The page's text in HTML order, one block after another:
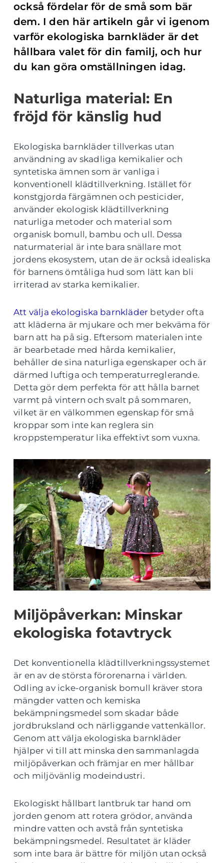
också fördelar för de små som bär
dem. I den här artikeln går vi igenom
varför ekologiska barnkläder är det
hållbara valet för din familj, och hur
du kan göra omställningen idag.
Naturliga material: En
fröjd för känslig hud
Ekologiska barnkläder tillverkas utan
användning av skadliga kemikalier och
syntetiska ämnen som är vanliga i
konventionell klädtillverkning. Istället för
konstgjorda färgämnen och pesticider,
använder ekologisk klädtillverkning
naturliga metoder och material som
organisk bomull, bambu och ull. Dessa
naturmaterial är inte bara snällare mot
jordens ekosystem, utan de är också idealiska
för barnens ömtåliga hud som lätt kan bli
irriterad av starka kemikalier.
Att välja ekologiska barnkläder betyder ofta
att kläderna är mjukare och mer bekväma för
barn att ha på sig. Eftersom materialen inte
är bearbetade med hårda kemikalier,
behåller de sina naturliga egenskaper och är
därmed luftiga och temperaturreglerande.
Detta gör dem perfekta för att hålla barnet
varmt på vintern och svalt på sommaren,
vilket är en välkommen egenskap för små
kroppar som inte kan reglera sin
kroppstemperatur lika effektivt som vuxna.
Miljöpåverkan: Minskar
ekologiska fotavtryck
Det konventionella klädtillverkningssystemet
är en av de största förorenarna i världen.
Odling av icke-organisk bomull kräver stora
mängder vatten och kemiska
bekämpningsmedel som skadar både
jordbruksland och närliggande vattenkällor.
Genom att välja ekologiska barnkläder
hjälper vi till att minska den sammanlagda
miljöpåverkan och främjar en mer hållbar
och miljövänlig modeindustri.
Ekologiskt hållbart lantbruk tar hand om
jorden genom att rotera grödor, använda
mindre vatten och avstå från syntetiska
bekämpningsmedel. Resultatet är kläder
som inte bara är bättre för miljön utan också